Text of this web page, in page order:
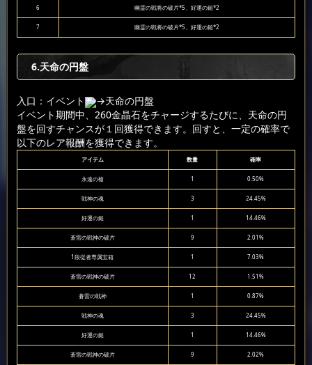
6 幽霊の戦将の破片*5、好運の鎚*2
7 幽霊の戦将の破片*5、好運の鎚*2
6.天命の円盤
入口：イベント
→天命の円盤
イベント期間中、260金晶石をチャージするたびに、天命の円
盤を回すチャンスが１回獲得できます。回すと、一定の確率で
以下のレア報酬を獲得できます。
アイテム 数量 確率
永遠の槍 1 0.50%
戦神の魂 3 24.45%
好運の鎚 1 14.46%
蒼雷の戦神の破片 9 2.01%
1段従者専属宝箱 1 7.03%
蒼雷の戦神の破片 12 1.51%
蒼雷の戦神 1 0.87%
戦神の魂 3 24.45%
好運の鎚 1 14.46%
蒼雷の戦神の破片 9 2.02%